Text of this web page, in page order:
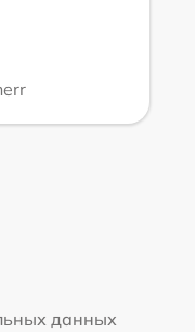
данных